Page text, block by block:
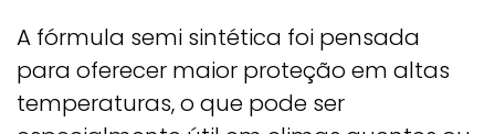
A fórmula semi sintética foi pensada
para oferecer maior proteção em altas
temperaturas, o que pode ser